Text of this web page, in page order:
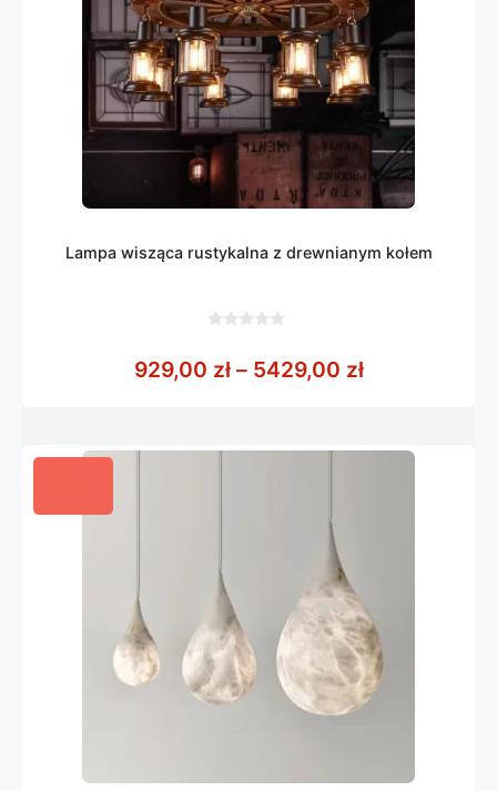
Lampa wisząca rustykalna z drewnianym kołem
5
929,00 zł – 5429,00 złZakres cen: